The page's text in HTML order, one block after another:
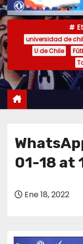
o
universidad de
U de Chile
01-18 at
Ene 18, 2022